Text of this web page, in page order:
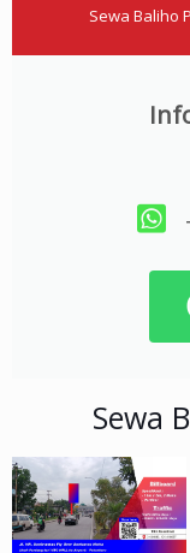
Sewa Baliho
Sewa